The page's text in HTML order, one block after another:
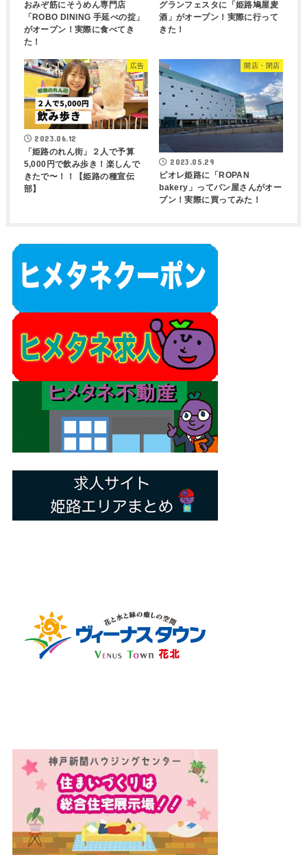
おみぞ筋にそうめん専門店
「ROBO DINING 手延べの掟」
がオープン！実際に食べてき
た！
グランフェスタに「姫路鳩屋麦
酒」がオープン！実際に行って
きた！
広告
2023.06.12
「姫路のれん街」２人で予算
5,000円で飲み歩き！楽しんで
きたで〜！！【姫路の種宣伝
部】
開店・閉店
2023.05.29
ピオレ姫路に「ROPAN
bakery」ってパン屋さんがオー
プン！実際に買ってみた！